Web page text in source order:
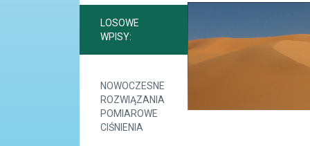
LOSOWE
WPISY:
NOWOCZESNE
ROZWIĄZANIA
POMIAROWE
CIŚNIENIA